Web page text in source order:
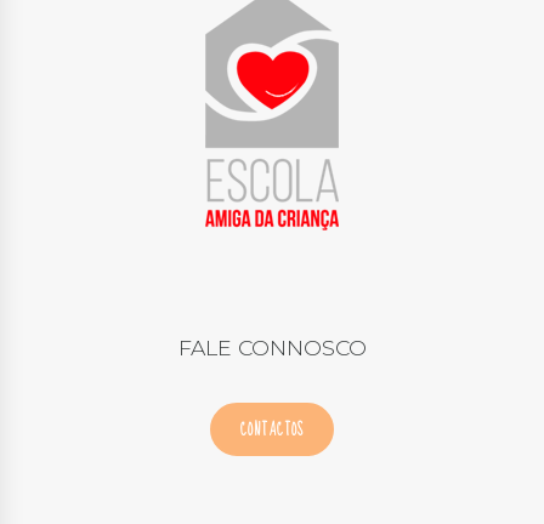
FALE CONNOSCO
CONTACTOS